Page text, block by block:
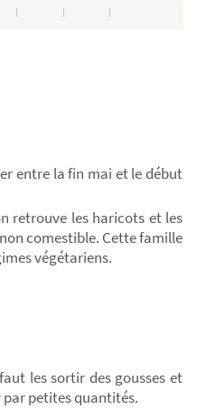
entre la fin mai et le début
retrouve les haricots et les
comestible. Cette famille
végétariens.
les sortir des gousses et
par petites quantités.